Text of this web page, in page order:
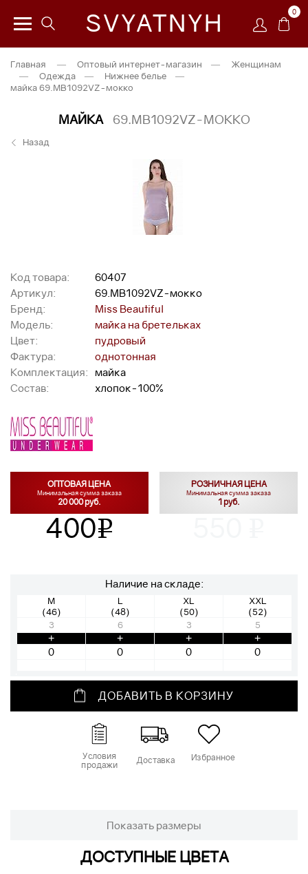
SVYATNYH 0
Главная — Оптовый интернет-магазин —
Женщинам
—
Одежда — Нижнее белье
—
майка 69.MB1092VZ-мокко
МАЙКА 69.MB1092VZ-МОККО
Назад
Код товара:
60407
Артикул:
69.MB1092VZ-мокко
Бренд:
Miss Beautiful
Модель:
майка на бретельках
Цвет:
пудровый
Фактура:
однотонная
Комплектация:
майка
Состав:
хлопок-100%
ОПТОВАЯ ЦЕНА
Минимальная сумма заказа
20 000 руб.
400v
РОЗНИЧНАЯ ЦЕНА
Минимальная сумма заказа
1 руб.
Наличие на складе:
M
(46)
L
(48)
XL
(50)
XXL
(52)
3
+
6
+
3
+
5
+
ДОБАВИТЬ В КОРЗИНУ
Условия
продажи Доставка Избранное
Показать размеры
ДОСТУПНЫЕ ЦВЕТА